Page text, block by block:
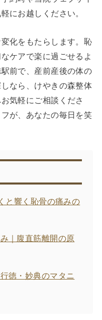
にお越しください。
化をもたらします。恥
ケアで楽に過ごせるよ
前で、産前産後の体の
なら、けやきの森整体
気軽にご相談くださ
が、あなたの毎日を笑
と響く恥骨の痛みの
｜腹直筋離開の原
徳・妙典のマタニ